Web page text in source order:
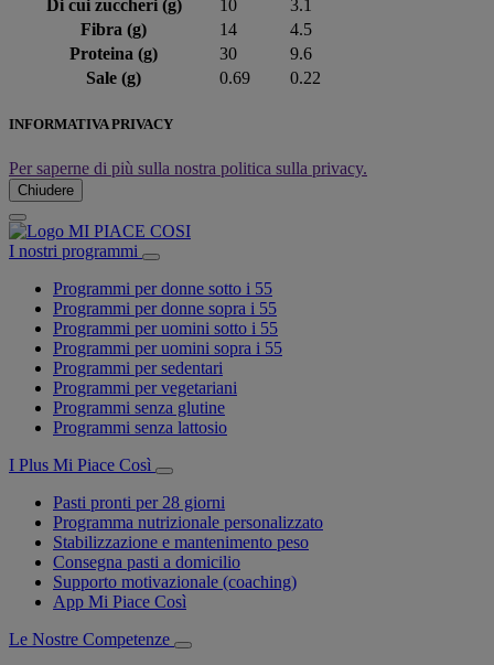
Di cui zuccheri (g) 10
3.1
Fibra (g)
14
4.5
Proteina (g)
30
9.6
Sale (g)
0.69 0.22
INFORMATIVA PRIVACY
Per saperne di più sulla nostra politica sulla privacy.
Chiudere
I nostri programmi
Programmi per donne sotto i 55
Programmi per donne sopra i 55
Programmi per uomini sotto i 55
Programmi per uomini sopra i 55
Programmi per sedentari
Programmi per vegetariani
Programmi senza glutine
Programmi senza lattosio
I Plus Mi Piace Così
Pasti pronti per 28 giorni
Programma nutrizionale personalizzato
Stabilizzazione e mantenimento peso
Consegna pasti a domicilio
Supporto motivazionale (coaching)
App Mi Piace Così
Le Nostre Competenze